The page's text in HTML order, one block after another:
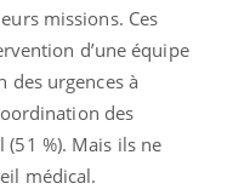
missions. Ces
d’une équipe
des urgences à
des
%). Mais ils ne
médical.